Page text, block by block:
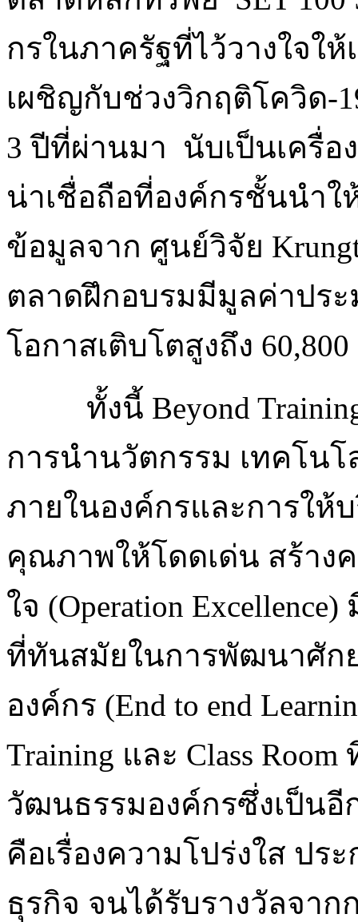
กรในภาครัฐที่ไว้วางใจใ
เผชิญกับช่วงวิกฤติโควิด-
3 ปีที่ผ่านมา นับเป็นเครื่อ
น่าเชื่อถือที่องค์กรชั้นนำ
ข้อมูลจาก ศูนย์วิจัย
ตลาดฝึกอบรมมีมูลค่าปร
โอกาสเติบโตสูงถึง
ทั้งนี้ Beyond
การนำนวัตกรรม เทคโน
ภายในองค์กรและการให้
คุณภาพให้โดดเด่น สร้าง
ใจ (Operation
ที่ทันสมัยในการพัฒนาศัก
องค์กร (End to end
Training และ Class
วัฒนธรรมองค์กรซึ่งเป็น
คือเรื่องความโปร่งใส ป
ธุรกิจ จนได้รับรางวัลจา